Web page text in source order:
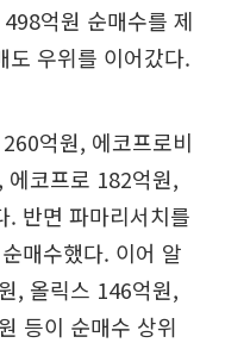
억원 순매수를 제
도 우위를 이어갔다.
억원, 에코프로비
코프로 182억원,
. 반면 파마리서치를
매수했다. 이어 알
, 올릭스 146억원,
등이 순매수 상위